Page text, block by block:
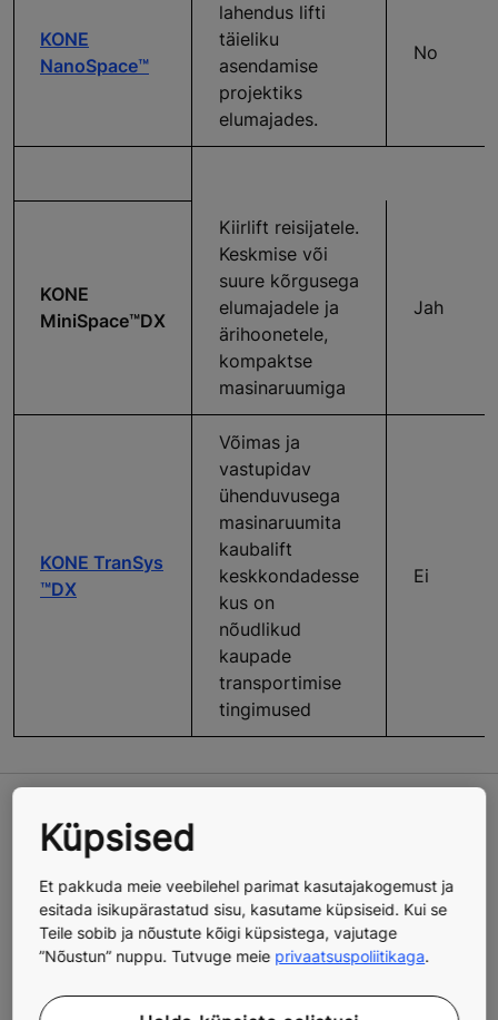
KONE
NanoSpace™
lahendus lifti
täieliku
asendamise
projektiks
elumajades.
No
KONE
MiniSpace™DX
Kiirlift reisijatele.
Keskmise või
suure kõrgusega
elumajadele ja
ärihoonetele,
kompaktse
masinaruumiga
Jah
KONE TranSys
™DX
Võimas ja
vastupidav
ühenduvusega
masinaruumita
kaubalift
keskkondadesse
kus on
nõudlikud
kaupade
transportimise
tingimused
Ei
Küpsised
Et pakkuda meie veebilehel parimat kasutajakogemust ja
esitada isikupärastatud sisu, kasutame küpsiseid. Kui se
Teile sobib ja nõustute kõigi küpsistega, vajutage
”Nõustun” nuppu. Tutvuge meie privaatsuspoliitikaga.